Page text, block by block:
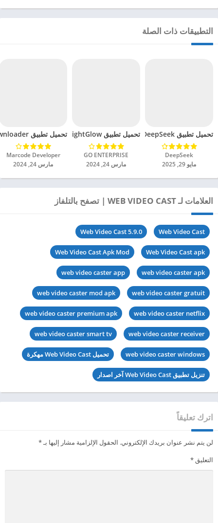
التطبيقات ذات الصلة
تحميل تطبيق DeepSeek مهكر للاندرويد 2025
DeepSeek‏
مايو 29, 2025
تحميل تطبيق BrightGlow مهكر للاندرويد 2024
GO ENTERPRISE‏
مارس 24, 2024
تحميل تطبيق mp4 video downloader مهكر للاندرويد 2024
Marcode Developer‏
مارس 24, 2024
العلامات لـ WEB VIDEO CAST | تصفح بالتلفاز
Web Video Cast
Web Video Cast 5.9.0
Web Video Cast apk
Web Video Cast Apk Mod
web video caster apk
web video caster app
web video caster gratuit
web video caster mod apk
web video caster netflix
web video caster premium apk
web video caster receiver
web video caster smart tv
web video caster windows تحميل Web Video Cast مهكرة
تنزيل تطبيق Web Video Cast آخر اصدار
اترك تعليقاً
لن يتم نشر عنوان بريدك الإلكتروني. الحقول الإلزامية مشار إليها بـ*
التعليق*